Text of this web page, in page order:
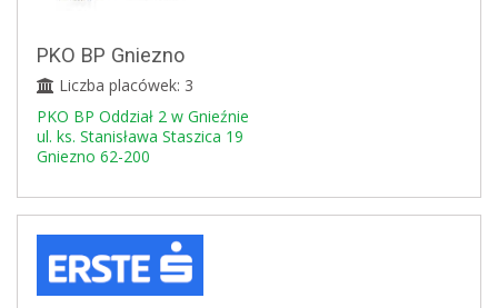
PKO BP Gniezno
Liczba placówek: 3
PKO BP Oddział 2 w Gnieźnie
ul. ks. Stanisława Staszica 19
Gniezno 62-200